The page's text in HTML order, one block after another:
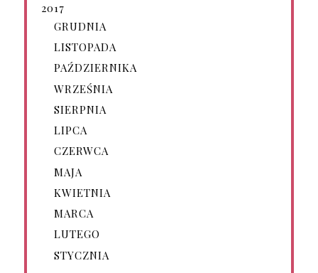
2017
GRUDNIA
LISTOPADA
PAŹDZIERNIKA
WRZEŚNIA
SIERPNIA
LIPCA
CZERWCA
MAJA
KWIETNIA
MARCA
LUTEGO
STYCZNIA